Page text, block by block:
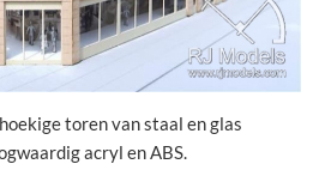
toren van staal en glas
acryl en ABS.